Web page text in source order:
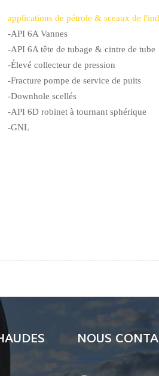
applications de pétrole & sceaux de
-API 6A Vannes
-API 6A tête de tubage & cintre de tube
-Élevé collecteur de pression
-Fracture pompe de service de puits
-Downhole scellés
-API 6D robinet à tournant sphérique
-GNL
NOUS